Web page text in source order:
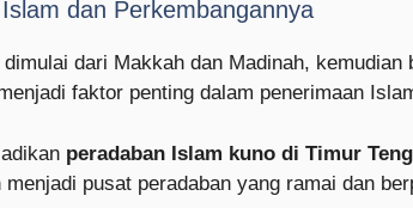
dan Perkembangannya
dimulai dari Makkah dan Madinah,
faktor penting dalam penerimaan
peradaban Islam kuno di Timur
pusat peradaban yang ramai dan